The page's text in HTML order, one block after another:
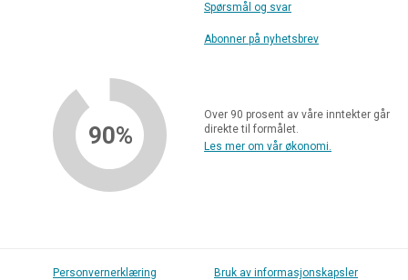
Spørsmål og svar
Abonner på nyhetsbrev
90%
Over 90 prosent av våre inntekter går
direkte til formålet.
Les mer om vår økonomi.
Personvernerklæring Bruk av informasjonskapsler